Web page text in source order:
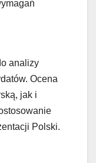
analizy
Ocena
jak i
Polski.